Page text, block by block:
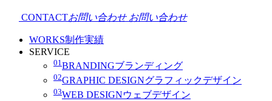
CONTACTお問い合わせ お問い合わせ
WORKS制作実績
SERVICE
01 BRANDINGブランディング
02GRAPHIC DESIGNグラフィックデザイン
03WEB DESIGNウェブデザイン